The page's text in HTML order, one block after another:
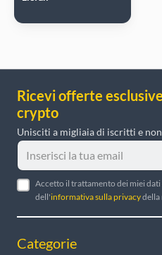
Ricevi offerte
crypto
Unisciti a migliaia di iscritti e
Accetto il trattamento dei miei
dell'informativa sulla privacydella
Categorie